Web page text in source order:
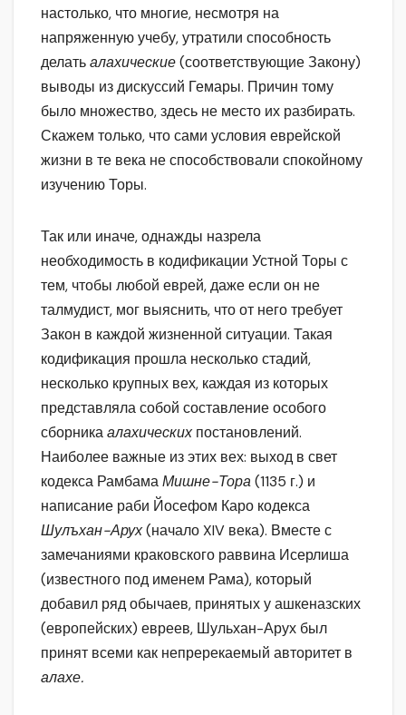
настолько, что многие, несмотря на
напряженную учебу, утратили способность
делатьалахические(соответствующие Закону)
выводы из дискуссий Гемары. Причин тому
было множество, здесь не место их разбирать.
Скажем только, что сами условия еврейской
жизни в те века не способствовали спокойному
изучению Торы.
Так или иначе, однажды назрела
необходимость в кодификации Устной Торы с
тем, чтобы любой еврей, даже если он не
талмудист, мог выяснить, что от него требует
Закон в каждой жизненной ситуации. Такая
кодификация прошла несколько стадий,
несколько крупных вех, каждая из которых
представляла собой составление особого
сборникаалахическихпостановлений.
Наиболее важные из этих вех: выход в свет
кодекса РамбамаМишне-Тора(1135 г.) и
написание раби Йосефом Каро кодекса
Шулъхан-Арух(начало XIV века). Вместе с
замечаниями краковского раввина Исерлиша
(известного под именем Рама), который
добавил ряд обычаев, принятых у ашкеназских
(европейских) евреев, Шульхан-Арух был
принят всеми как непререкаемый авторитет в
алахе.